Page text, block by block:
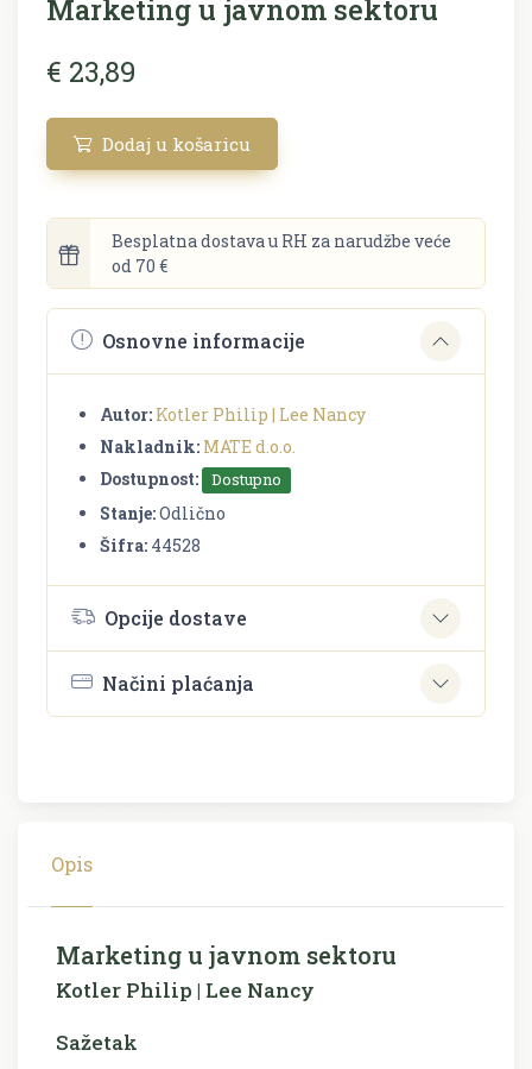
Marketing u javnom sektoru
€ 23,89
Dodaj u košaricu
Besplatna dostava u RH za narudžbe veće
od 70 €
Osnovne informacije
Autor: Kotler Philip | Lee Nancy
Nakladnik: MATE d.o.o.
Dostupnost:
Dostupno
Stanje:Odlično
Šifra: 44528
Opcije dostave
Načini plaćanja
Opis
Marketing u javnom sektoru
Kotler Philip | Lee Nancy
Sažetak